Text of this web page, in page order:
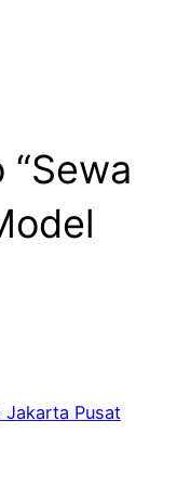
Jakarta Pusat